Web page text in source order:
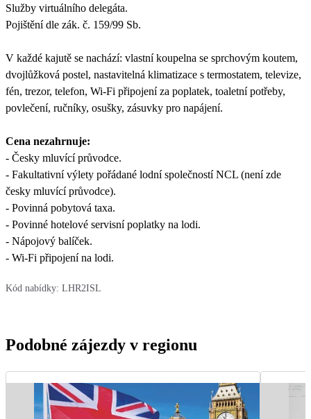
Služby virtuálního delegáta.
Pojištění dle zák. č. 159/99 Sb.
V každé kajutě se nachází: vlastní koupelna se sprchovým koutem,
dvojlůžková postel, nastavitelná klimatizace s termostatem, televize,
fén, trezor, telefon, Wi-Fi připojení za poplatek, toaletní potřeby,
povlečení, ručníky, osušky, zásuvky pro napájení.
Cena nezahrnuje:
- Česky mluvící průvodce.
- Fakultativní výlety pořádané lodní společností NCL (není zde
česky mluvící průvodce).
- Povinná pobytová taxa.
- Povinné hotelové servisní poplatky na lodi.
- Nápojový balíček.
- Wi-Fi připojení na lodi.
Kód nabídky: LHR2ISL
Podobné zájezdy v regionu